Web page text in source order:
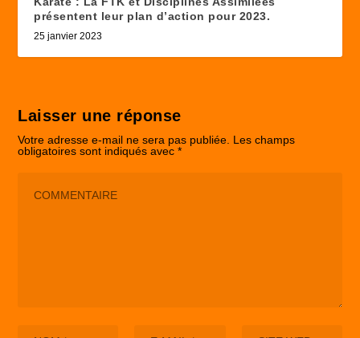
présentent leur plan d’action pour 2023.
25 janvier 2023
Laisser une réponse
Votre adresse e-mail ne sera pas publiée. Les champs
obligatoires sont indiqués avec*